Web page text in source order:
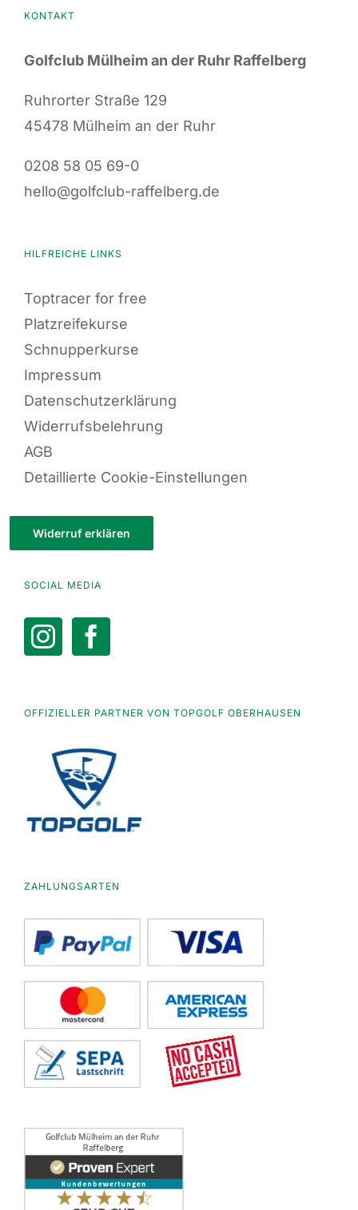
KONTAKT
Golfclub Mülheim an der Ruhr Raffelberg
Ruhrorter Straße 129
45478 Mülheim an der Ruhr
0208 58 05 69-0
hello@golfclub-raffelberg.de
HILFREICHE LINKS
Toptracer for free
Platzreifekurse
Schnupperkurse
Impressum
Datenschutzerklärung
Widerrufsbelehrung
AGB
Detaillierte Cookie-Einstellungen
Widerruf erklären
SOCIAL MEDIA
OFFIZIELLER PARTNER VON TOPGOLF OBERHAUSEN
ZAHLUNGSARTEN